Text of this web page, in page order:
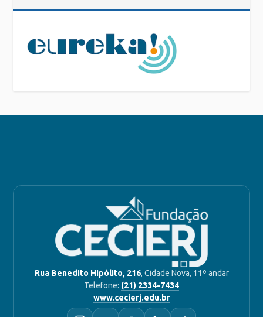
Rua Benedito Hipólito, 216, Cidade Nova, 11º andar
Telefone: (21) 2334-7434
www.cecierj.edu.br